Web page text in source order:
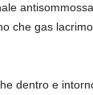
che gas
dentro e